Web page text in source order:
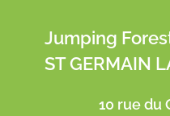
Jumping
ST GERMAIN
10 rue du